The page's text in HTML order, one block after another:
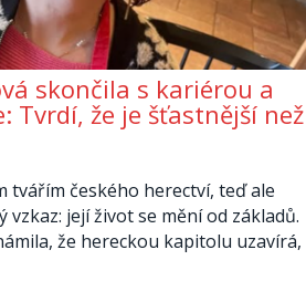
skončila s kariérou a
Tvrdí, že je šťastnější než
tvářím českého herectví, teď ale
její život se mění od základů.
že hereckou kapitolu uzavírá,